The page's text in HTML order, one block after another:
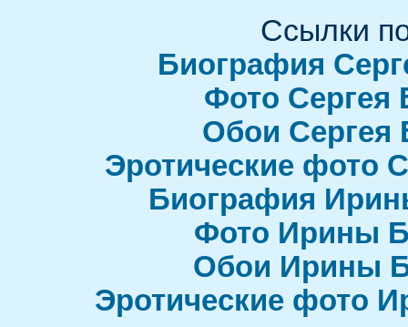
Ссылки
Биография
Фото Сергея
Обои Сергея
Эротические фото
Биография
Фото Ирины
Обои Ирины
Эротические фото